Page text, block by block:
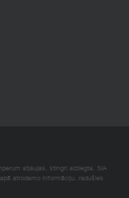
atļaujas, stingri aizliegta. SIA
atrodamo informāciju, radušies